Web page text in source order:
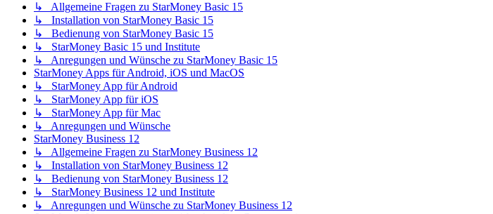
↳ Allgemeine Fragen zu StarMoney Basic 15
↳ Installation von StarMoney Basic 15
↳ Bedienung von StarMoney Basic 15
↳ StarMoney Basic 15 und Institute
↳ Anregungen und Wünsche zu StarMoney Basic 15
StarMoney Apps für Android, iOS und MacOS
↳ StarMoney App für Android
↳ StarMoney App für iOS
↳ StarMoney App für Mac
↳ Anregungen und Wünsche
StarMoney Business 12
↳ Allgemeine Fragen zu StarMoney Business 12
↳ Installation von StarMoney Business 12
↳ Bedienung von StarMoney Business 12
↳ StarMoney Business 12 und Institute
↳ Anregungen und Wünsche zu StarMoney Business 12